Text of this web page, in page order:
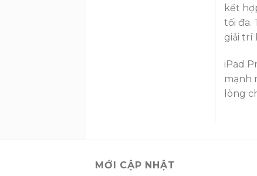
kết
tối đa.
giải trí
iPad
mạnh
lòng
MỚI CẬP NHẬT